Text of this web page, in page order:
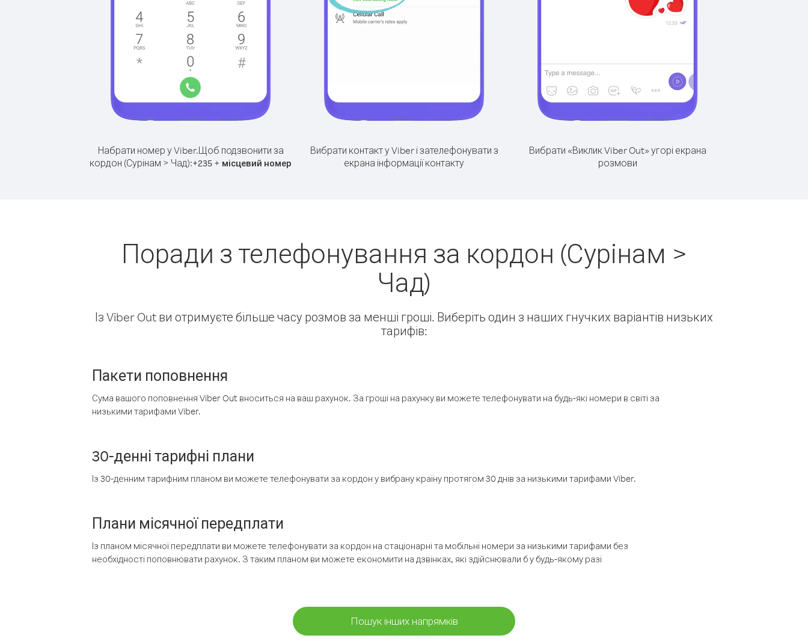
Набрати номер у Viber.Щоб подзвонити за
кордон (Сурінам > Чад):+235 + місцевий номер
Вибрати контакт у Viber і зателефонувати з
екрана інформації контакту
Вибрати «Виклик Viber Out» угорі екрана
розмови
Поради з телефонування за кордон (Сурінам >
Чад)
Із Viber Out ви отримуєте більше часу розмов за менші гроші. Виберіть один з наших гнучких варіантів низьких
тарифів:
Пакети поповнення
Сума вашого поповнення Viber Out вноситься на ваш рахунок. За гроші на рахунку ви можете телефонувати на будь-які номери в світі за
низькими тарифами Viber.
30-денні тарифні плани
Із 30-денним тарифним планом ви можете телефонувати за кордон у вибрану країну протягом 30 днів за низькими тарифами Viber.
Плани місячної передплати
Із планом місячної передплати ви можете телефонувати за кордон на стаціонарні та мобільні номери за низькими тарифами без
необхідності поповнювати рахунок. З таким планом ви можете економити на дзвінках, які здійснювали б у будь-якому разі
Пошук інших напрямків